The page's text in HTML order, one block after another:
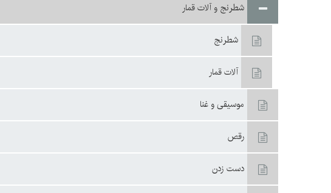
شطرنج و آلات قمار
شطرنج‏
آلات قمار
موسيقى و غنا
رقص
دست زدن‏